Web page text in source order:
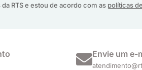
RTS e estou de acordo com as políticas
Envie um e-